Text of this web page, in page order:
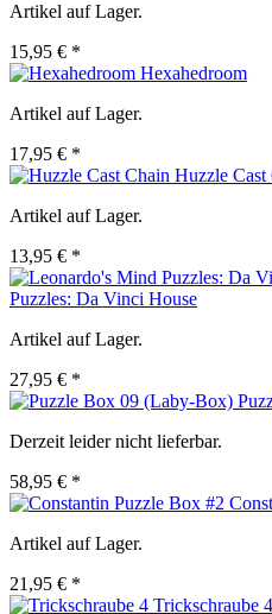
Artikel auf Lager.
15,95 € *
Hexahedroom
Artikel auf Lager.
17,95 € *
Huzzle Cast
Artikel auf Lager.
13,95 € *
Puzzles: Da Vinci House
Artikel auf Lager.
27,95 € *
Derzeit leider nicht lieferbar.
58,95 € *
Artikel auf Lager.
21,95 € *
Trickschraube 4